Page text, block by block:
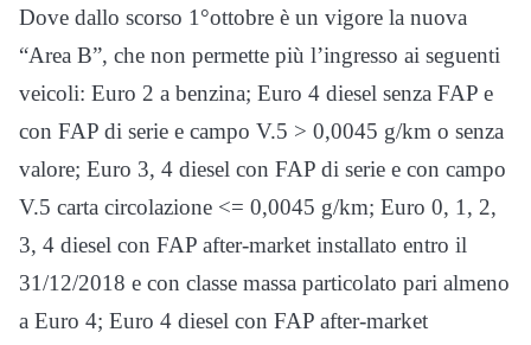
Dove dallo scorso 1°ottobre è un vigore la nuova
“Area B”, che non permette più l’ingresso ai seguenti
veicoli: Euro 2 a benzina; Euro 4 diesel senza FAP e
con FAP di serie e campo V.5 > 0,0045 g/km o senza
valore; Euro 3, 4 diesel con FAP di serie e con campo
V.5 carta circolazione <= 0,0045 g/km; Euro 0, 1, 2,
3, 4 diesel con FAP after-market installato entro il
31/12/2018 e con classe massa particolato pari almeno
a Euro 4; Euro 4 diesel con FAP after-market